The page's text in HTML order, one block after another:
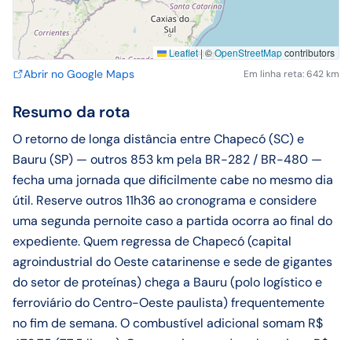
Leaflet| ©OpenStreetMapcontributors
Abrir no Google Maps Em linha reta: 642 km
Resumo da rota
O retorno de longa distância entre Chapecó (SC) e
Bauru (SP) — outros 853 km pela BR-282 / BR-480 —
fecha uma jornada que dificilmente cabe no mesmo dia
útil. Reserve outros 11h36 ao cronograma e considere
uma segunda pernoite caso a partida ocorra ao final do
expediente. Quem regressa de Chapecó (capital
agroindustrial do Oeste catarinense e sede de gigantes
do setor de proteínas) chega a Bauru (polo logístico e
ferroviário do Centro-Oeste paulista) frequentemente
no fim de semana. O combustível adicional somam R$